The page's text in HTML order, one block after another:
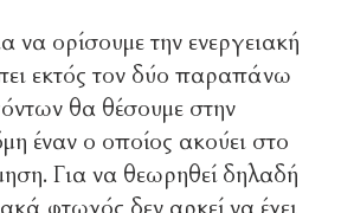
να ορίσουμε την ενεργειακή
εκτός τον δύο παραπάνω
θα θέσουμε στην
έναν ο οποίος ακούει στο
Για να θεωρηθεί δηλαδή